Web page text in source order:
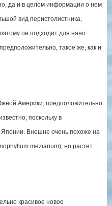
да и в целом информации о нем
вид перистолистника,
он подходит для нано
такое же, как и
Америки, предположительно
поскольку в
Японии. Внешне очень похоже на
mezianum), но растет
красивое новое